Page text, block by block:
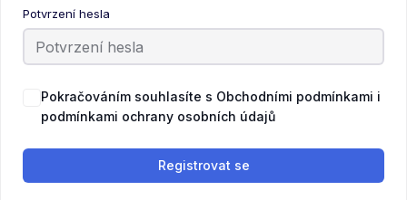
Potvrzení hesla
Pokračováním souhlasíte s Obchodními podmínkami i
podmínkami ochrany osobních údajů
Registrovat se